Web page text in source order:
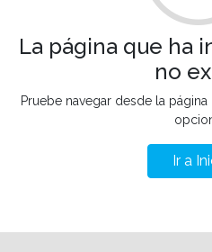
La página que ha
no
Pruebe navegar desde la
Ir a